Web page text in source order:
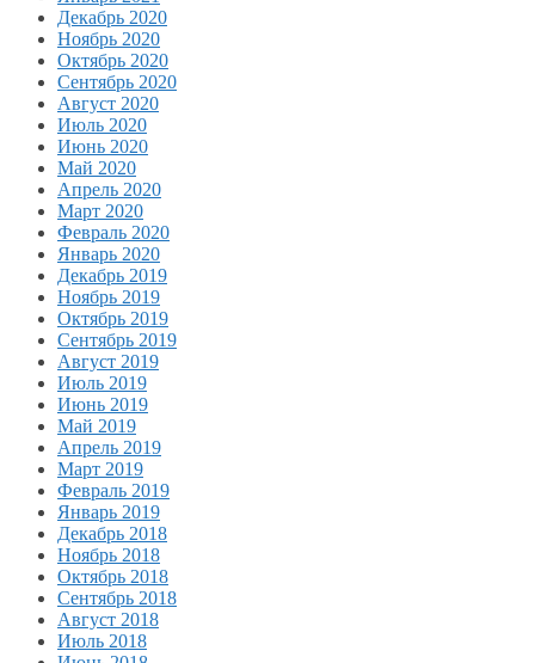
Декабрь 2020
Ноябрь 2020
Октябрь 2020
Сентябрь 2020
Август 2020
Июль 2020
Июнь 2020
Май 2020
Апрель 2020
Март 2020
Февраль 2020
Январь 2020
Декабрь 2019
Ноябрь 2019
Октябрь 2019
Сентябрь 2019
Август 2019
Июль 2019
Июнь 2019
Май 2019
Апрель 2019
Март 2019
Февраль 2019
Январь 2019
Декабрь 2018
Ноябрь 2018
Октябрь 2018
Сентябрь 2018
Август 2018
Июль 2018